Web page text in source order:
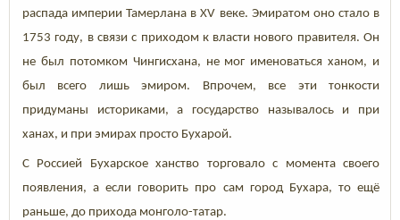
распада империи Тамерлана в XV веке. Эмиратом оно стало в
1753 году, в связи с приходом к власти нового правителя. Он
не был потомком Чингисхана, не мог именоваться ханом, и
был всего лишь эмиром. Впрочем, все эти тонкости
придуманы историками, а государство называлось и при
ханах, и при эмирах просто Бухарой.
С Россией Бухарское ханство торговало с момента своего
появления, а если говорить про сам город Бухара, то ещё
раньше, до прихода монголо-татар.